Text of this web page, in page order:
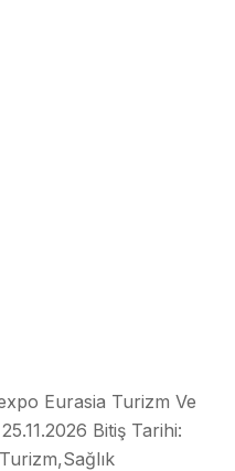
Eurasia Turizm Ve
Bitiş Tarihi: